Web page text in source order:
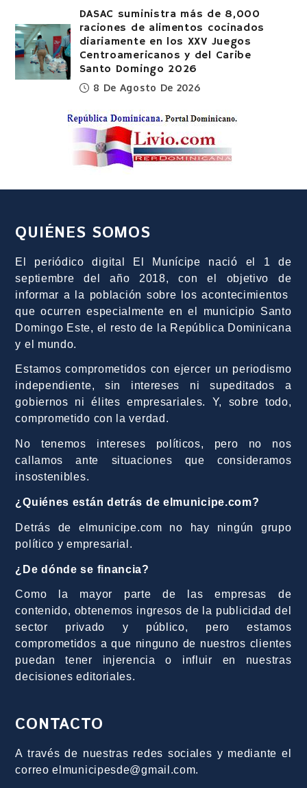
DASAC suministra más de 8,000
raciones de alimentos cocinados
diariamente en los XXV Juegos
Centroamericanos y del Caribe
Santo Domingo 2026
8 De Agosto De 2026
QUIÉNES SOMOS
El periódico digital El Munícipe nació el 1 de
septiembre del año 2018, con el objetivo de
informar a la población sobre los acontecimientos
que ocurren especialmente en el municipio Santo
Domingo Este, el resto de la República Dominicana
y el mundo.
Estamos comprometidos con ejercer un periodismo
independiente, sin intereses ni supeditados a
gobiernos ni élites empresariales. Y, sobre todo,
comprometido con la verdad.
No tenemos intereses políticos, pero no nos
callamos ante situaciones que consideramos
insostenibles.
¿Quiénes están detrás de elmunicipe.com?
Detrás de elmunicipe.com no hay ningún grupo
político y empresarial.
¿De dónde se financia?
Como la mayor parte de las empresas de
contenido, obtenemos ingresos de la publicidad del
sector privado y público, pero estamos
comprometidos a que ninguno de nuestros clientes
puedan tener injerencia o influir en nuestras
decisiones editoriales.
CONTACTO
A través de nuestras redes sociales y mediante el
correo elmunicipesde@gmail.com.